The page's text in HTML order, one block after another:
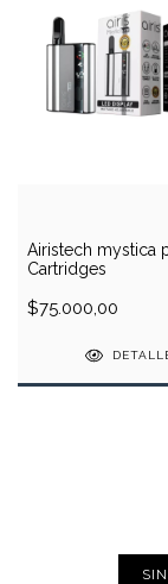
Airistech mystica
Cartridges
$75.000,00